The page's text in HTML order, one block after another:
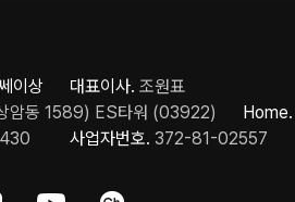
쎄이상 대표이사. 조원표
상암동 1589) ES타워 (03922) Home.
6430 사업자번호. 372-81-02557